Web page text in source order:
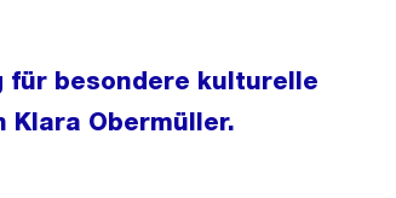
für besondere kulturelle
Klara Obermüller.